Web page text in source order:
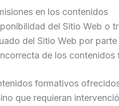
en los contenidos
del Sitio Web o
del Sitio Web por
de los
formativos
que requieran